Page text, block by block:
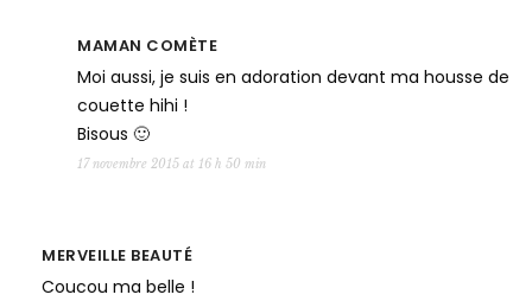
MAMAN COMÈTE
Moi aussi, je suis en adoration devant ma housse de
couette hihi !
Bisous 🙂
17 novembre 2015 at 16 h 50 min
MERVEILLE BEAUTÉ
Coucou ma belle !